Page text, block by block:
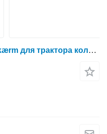
Другая запчасть кабины Skærm для трактора колесного Massey Ferguson 6260